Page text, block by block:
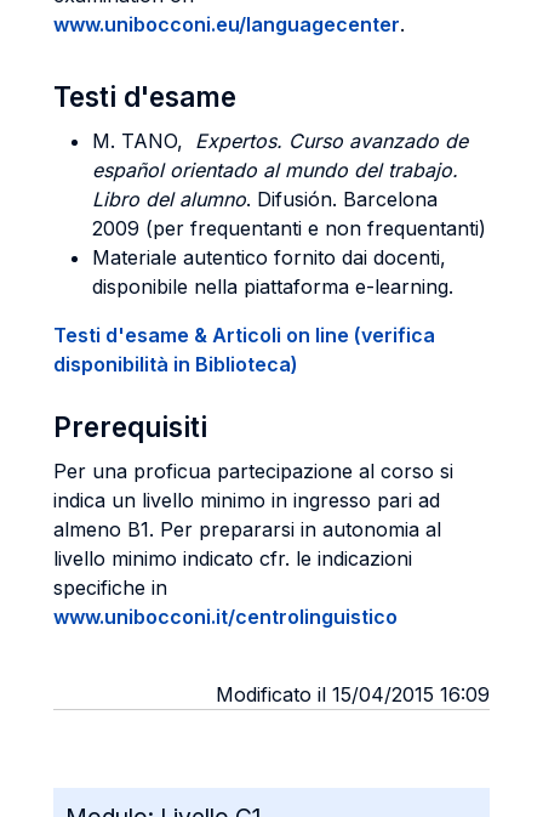
www.unibocconi.eu/languagecenter.
Testi d'esame
M. TANO, Expertos. Curso avanzado de
español orientado al mundo del trabajo.
Libro del alumno. Difusión. Barcelona
2009 (per frequentanti e non frequentanti)
Materiale autentico fornito dai docenti,
disponibile nella piattaforma e-learning.
Testi d'esame & Articoli on line (verifica
disponibilità in Biblioteca)
Prerequisiti
Per una proficua partecipazione al corso si
indica un livello minimo in ingresso pari ad
almeno B1. Per prepararsi in autonomia al
livello minimo indicato cfr. le indicazioni
specifiche in
www.unibocconi.it/centrolinguistico
Modificato il 15/04/2015 16:09